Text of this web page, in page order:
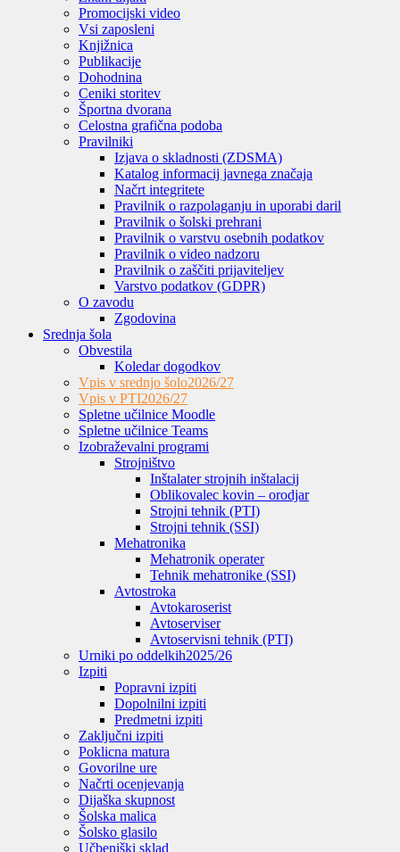
Promocijski video
Vsi zaposleni
Knjižnica
Publikacije
Dohodnina
Ceniki storitev
Športna dvorana
Celostna grafična podoba
Pravilniki
Izjava o skladnosti (ZDSMA)
Katalog informacij javnega značaja
Načrt integritete
Pravilnik o razpolaganju in uporabi daril
Pravilnik o šolski prehrani
Pravilnik o varstvu osebnih podatkov
Pravilnik o video nadzoru
Pravilnik o zaščiti prijaviteljev
Varstvo podatkov (GDPR)
O zavodu
Zgodovina
Srednja šola
Obvestila
Koledar dogodkov
Vpis v srednjo šolo2026/27
Vpis v PTI2026/27
Spletne učilnice Moodle
Spletne učilnice Teams
Izobraževalni programi
Strojništvo
Inštalater strojnih inštalacij
Oblikovalec kovin – orodjar
Strojni tehnik (PTI)
Strojni tehnik (SSI)
Mehatronika
Mehatronik operater
Tehnik mehatronike (SSI)
Avtostroka
Avtokaroserist
Avtoserviser
Avtoservisni tehnik (PTI)
Urniki po oddelkih2025/26
Izpiti
Popravni izpiti
Dopolnilni izpiti
Predmetni izpiti
Zaključni izpiti
Poklicna matura
Govorilne ure
Načrti ocenjevanja
Dijaška skupnost
Šolska malica
Šolsko glasilo
Učbeniški sklad